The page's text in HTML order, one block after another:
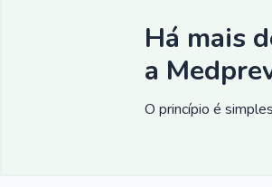
Há mais
a
O princípio é